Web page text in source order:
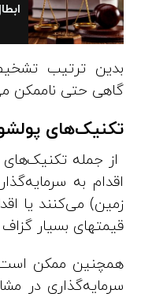
بدین ترتیب
گاهی حتی ناممکن
تکنیک‌های
از جمله
اقدام به
زمین) می‌کنند یا
قیمتهای بسیار
همچنین ممکن است
سرمایه‌گذاری در